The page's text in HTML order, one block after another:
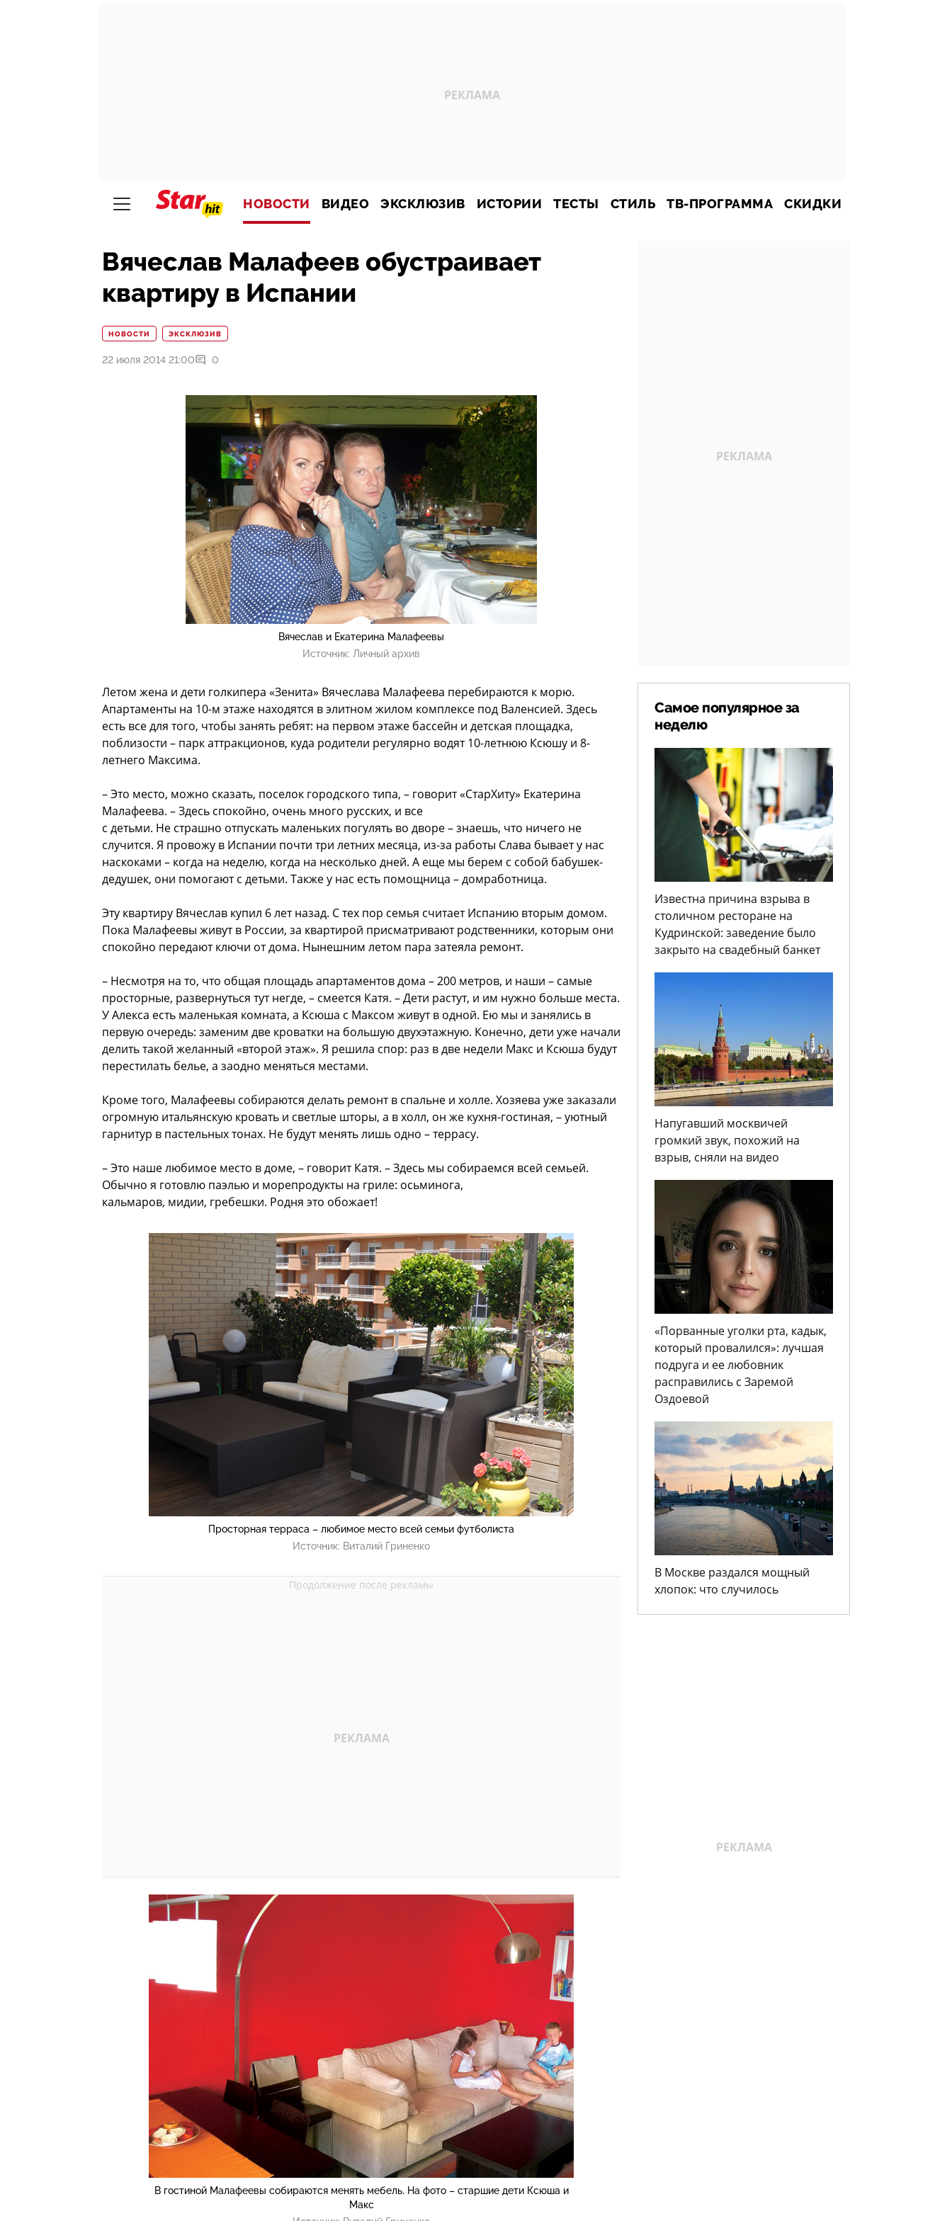
НОВОСТИ ВИДЕО ЭКСКЛЮЗИВ ИСТОРИИ ТЕСТЫ СТИЛЬ ТВ-ПРОГРАММА СКИДКИ
Вячеслав Малафеев обустраивает
квартиру в Испании
НОВОСТИ ЭКСКЛЮЗИВ
22 июля 2014 21:00 0
Вячеслав и Екатерина Малафеевы
Источник: Личный архив
Летом жена и дети голкипера «Зенита» Вячеслава Малафеева перебираются к морю.
Апартаменты на 10-м этаже находятся в элитном жилом комплексе под Валенсией. Здесь
есть все для того, чтобы занять ребят: на первом этаже бассейн и детская площадка,
поблизости – парк аттракционов, куда родители регулярно водят 10-летнюю Ксюшу и 8-
летнего Максима.
– Это место, можно сказать, поселок городского типа, – говорит «СтарХиту» Екатерина
Малафеева. – Здесь спокойно, очень много русских, и все
с детьми. Не страшно отпускать маленьких погулять во дворе – знаешь, что ничего не
случится. Я провожу в Испании почти три летних месяца, из-за работы Слава бывает у нас
наскоками – когда на неделю, когда на несколько дней. А еще мы берем с собой бабушек-
дедушек, они помогают с детьми. Также у нас есть помощница – домработница.
Эту квартиру Вячеслав купил 6 лет назад. С тех пор семья считает Испанию вторым домом.
Пока Малафеевы живут в России, за квартирой присматривают родственники, которым они
спокойно передают ключи от дома. Нынешним летом пара затеяла ремонт.
– Несмотря на то, что общая площадь апартаментов дома – 200 метров, и наши – самые
просторные, развернуться тут негде, – смеется Катя. – Дети растут, и им нужно больше места.
У Алекса есть маленькая комната, а Ксюша с Максом живут в одной. Ею мы и занялись в
первую очередь: заменим две кроватки на большую двухэтажную. Конечно, дети уже начали
делить такой желанный «второй этаж». Я решила спор: раз в две недели Макс и Ксюша будут
перестилать белье, а заодно меняться местами.
Кроме того, Малафеевы собираются делать ремонт в спальне и холле. Хозяева уже заказали
огромную итальянскую кровать и светлые шторы, а в холл, он же кухня-гостиная, – уютный
гарнитур в пастельных тонах. Не будут менять лишь одно – террасу.
– Это наше любимое место в доме, – говорит Катя. – Здесь мы собираемся всей семьей.
Обычно я готовлю паэлью и морепродукты на гриле: осьминога,
кальмаров, мидии, гребешки. Родня это обожает!
Просторная терраса – любимое место всей семьи футболиста
Источник: Виталий Гриненко
В гостиной Малафеевы собираются менять мебель. На фото – старшие дети Ксюша и
Макс
Самое популярное за
неделю
Известна причина взрыва в
столичном ресторане на
Кудринской: заведение было
закрыто на свадебный банкет
Напугавший москвичей
громкий звук, похожий на
взрыв, сняли на видео
«Порванные уголки рта, кадык,
который провалился»: лучшая
подруга и ее любовник
расправились с Заремой
Оздоевой
В Москве раздался мощный
хлопок: что случилось